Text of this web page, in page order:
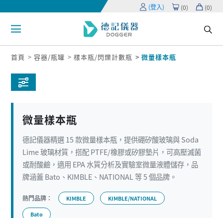
(登入) (0) (0)
首頁 容器/瓶罐 樣本瓶/閃爍計數瓶 微量樣本瓶
微量樣本瓶
德記儀器精選 15 款微量樣本瓶，提供硼矽酸玻璃與 Soda
Lime 玻璃材質，搭配 PTFE/橡膠或矽膠墊片，可高壓滅菌
或耐酸鹼，適用 EPA 水質分析及實驗室微量液體儲存，品
牌涵蓋 Bato、KIMBLE、NATIONAL 等 5 個品牌。
熱門品牌： KIMBLE KIMBLE/NATIONAL
Bato